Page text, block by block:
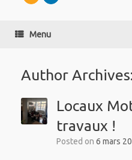
Menu
Author Archives:
Locaux
travaux !
Posted on 6 mars